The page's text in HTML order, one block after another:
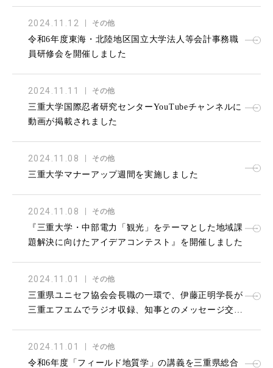
2024.11.12 その他
令和6年度東海・北陸地区国立大学法人等会計事務職
員研修会を開催しました
2024.11.11 その他
三重大学国際忍者研究センターYouTubeチャンネルに
動画が掲載されました
2024.11.08 その他
三重大学マナーアップ週間を実施しました
2024.11.08 その他
『三重大学・中部電力「観光」をテーマとした地域課
題解決に向けたアイデアコンテスト』を開催しました
2024.11.01 その他
三重県ユニセフ協会会長職の一環で、伊藤正明学長が
三重エフエムでラジオ収録、知事とのメッセージ交換
2024.11.01 その他
令和6年度「フィールド地質学」の講義を三重県総合